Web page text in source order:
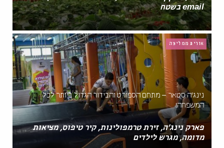
email בשטח
אורית ממליצה
נינג'ה סטאר – מתחם הספורט והבידור הגדול ביותר לכל
המשפחה!
פארק נינג'ה, זירת טרמפולינות, קיר טיפוס, מציאות
מדומה, מגרש לילדים